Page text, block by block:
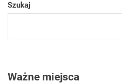
Szukaj
Ważne miejsca